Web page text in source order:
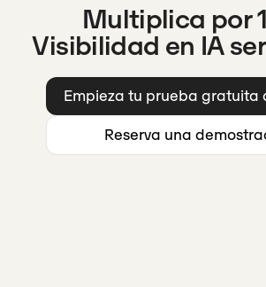
Multiplica por
Visibilidad en IA
Empieza tu prueba gratuita
Reserva una